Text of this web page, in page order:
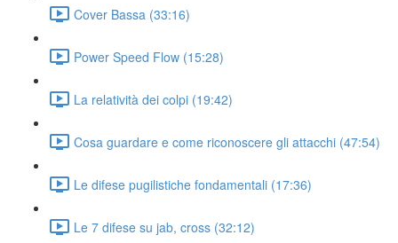
Cover Bassa (33:16)
Power Speed Flow (15:28)
La relatività dei colpi (19:42)
Cosa guardare e come riconoscere gli attacchi (47:54)
Le difese pugilistiche fondamentali (17:36)
Le 7 difese su jab, cross (32:12)